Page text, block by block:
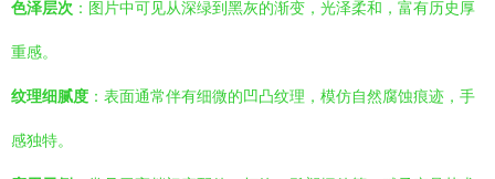
色泽层次 ：图片中可见从深绿到黑灰的渐变，光泽柔和，富有历史厚
重感。
纹理细腻度 ：表面通常伴有细微的凹凸纹理，模仿自然腐蚀痕迹，手
感独特。